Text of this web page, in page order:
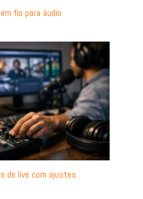
fio para áudio
de live com ajustes